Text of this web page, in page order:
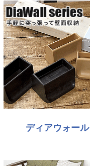
ディアウォール